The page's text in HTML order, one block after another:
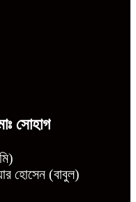
সোহাগ
হোসেন (বাবুল)